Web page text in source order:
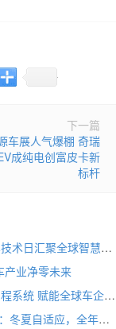
下一篇
车展人气爆棚 奇瑞
成纯电创富皮卡新
标杆
AI赋能CAE创新发展｜2026浩思动力全球仿真技术日汇聚全球智慧
产业净零未来
北京车展浩思动力新闻发布会 揭幕X-Range增程系统 赋能全球车企纯电平台混动化
简一科技发布全球首款六维调控辐射制冷涂层：冬夏自适应，全年节能30–40%